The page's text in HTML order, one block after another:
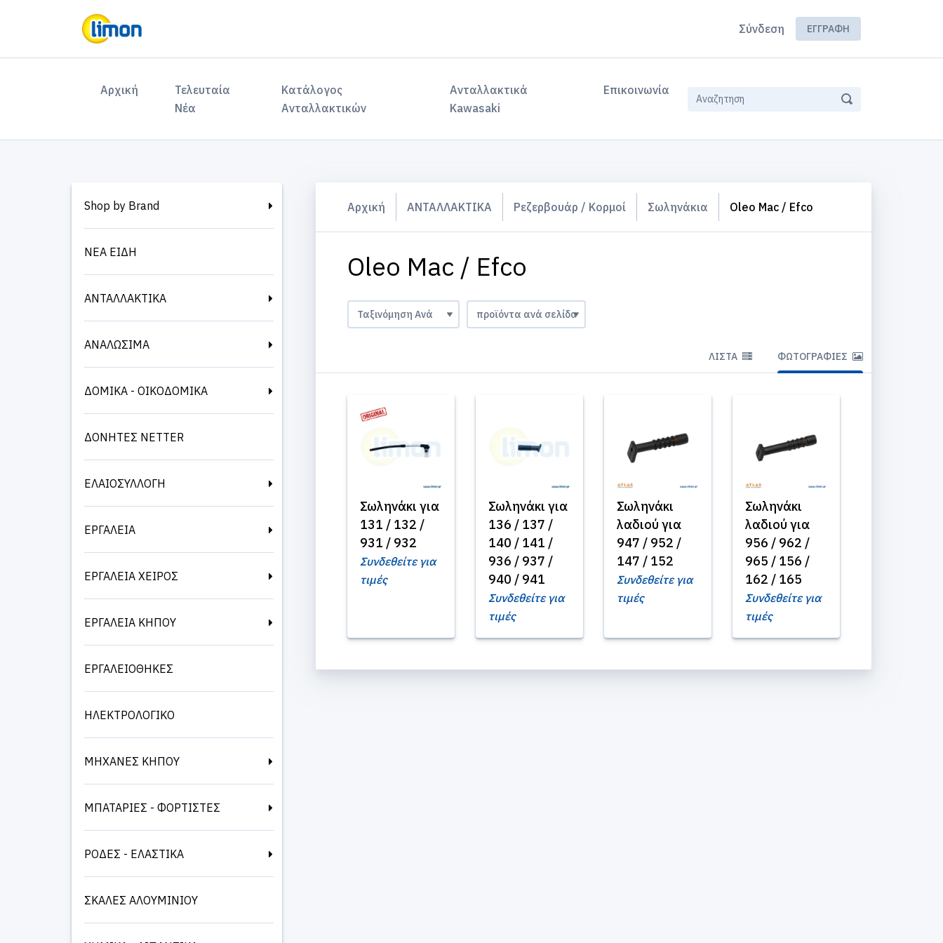
Σύνδεση ΕΓΓΡΑΦΉ
Αρχική (current)Τελευταία
Νέα
Κατάλογος
Ανταλλακτικών
Ανταλλακτικά
Kawasaki
Επικοινωνία
Shop by Brand
ΝΕΑ ΕΙΔΗ
ΑΝΤΑΛΛΑΚΤΙΚΑ
ΑΝΑΛΩΣΙΜΑ
ΔΟΜΙΚΑ - ΟΙΚΟΔΟΜΙΚΑ
ΔΟΝΗΤΕΣ NETTER
ΕΛΑΙΟΣΥΛΛΟΓΗ
ΕΡΓΑΛΕΙΑ
ΕΡΓΑΛΕΙΑ ΧΕΙΡΟΣ
ΕΡΓΑΛΕΙΑ ΚΗΠΟΥ
ΕΡΓΑΛΕΙΟΘΗΚΕΣ
ΗΛΕΚΤΡΟΛΟΓΙΚΟ
ΜΗΧΑΝΕΣ ΚΗΠΟΥ
ΜΠΑΤΑΡΙΕΣ - ΦΟΡΤΙΣΤΕΣ
ΡΟΔΕΣ - ΕΛΑΣΤΙΚΑ
ΣΚΑΛΕΣ ΑΛΟΥΜΙΝΙΟΥ
Αρχική ΑΝΤΑΛΛΑΚΤΙΚΑ Ρεζερβουάρ / Κορμοί Σωληνάκια Oleo Mac / Efco
Oleo Mac / Efco
ΛΊΣΤΑ ΦΩΤΟΓΡΑΦΊΕΣ
Σωληνάκι για
131 / 132 /
931 / 932
Συνδεθείτε για
τιμές
Σωληνάκι για
136 / 137 /
140 / 141 /
936 / 937 /
940 / 941
Συνδεθείτε για
τιμές
Σωληνάκι
λαδιού για
947 / 952 /
147 / 152
Συνδεθείτε για
τιμές
Σωληνάκι
λαδιού για
956 / 962 /
965 / 156 /
162 / 165
Συνδεθείτε για
τιμές